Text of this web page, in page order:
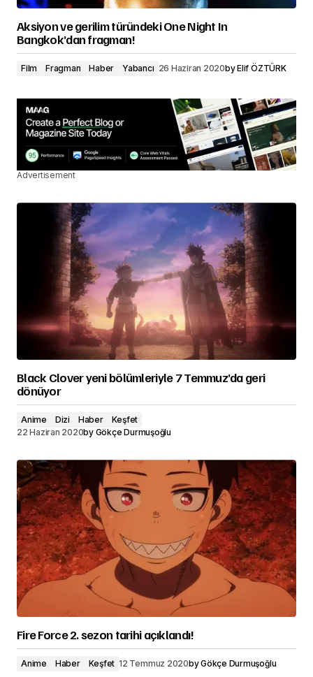
Aksiyon ve gerilim türündeki One Night In
Bangkok’dan fragman!
Film Fragman Haber Yabancı 26 Haziran 2020byElif ÖZTÜRK
Advertisement
Black Clover yeni bölümleriyle 7 Temmuz’da geri
dönüyor
Anime Dizi Haber
Keşfet
22 Haziran 2020by Gökçe Durmuşoğlu
Fire Force 2. sezon tarihi açıklandı!
Anime Haber Keşfet 12 Temmuz 2020byGökçe Durmuşoğlu